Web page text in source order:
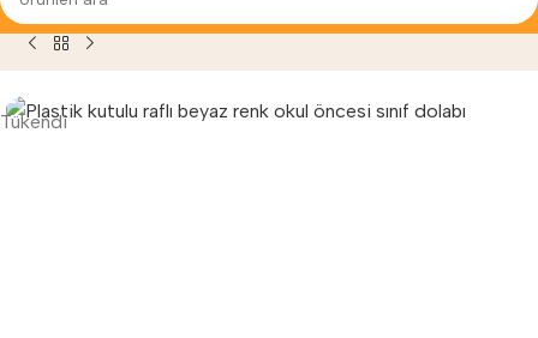
»Anaokulu Dolapları
Tükendi